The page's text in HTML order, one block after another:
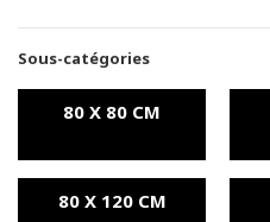
Sous-catégories
80 X 80 CM
80 X 120 CM